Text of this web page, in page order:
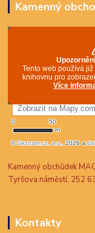
Kamenný
Kamenný obchůdek
Tyršova náměstí, 252
Kontakty